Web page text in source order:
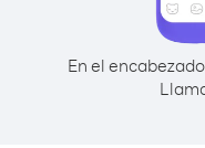
En el